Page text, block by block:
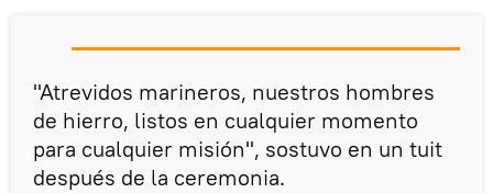
"Atrevidos marineros, nuestros hombres
de hierro, listos en cualquier momento
para cualquier misión", sostuvo en un tuit
después de la ceremonia.